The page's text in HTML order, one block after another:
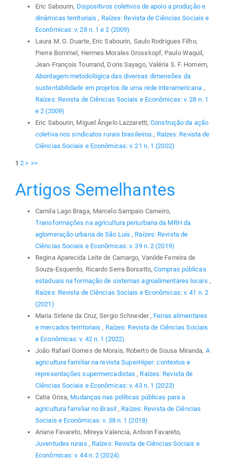
Eric Sabourin, Dispositivos coletivos de apoio a produção e
dinâmicas territoriais , Raízes: Revista de Ciências Sociais e
Econômicas: v. 28 n. 1 e 2 (2009)
Laura M. G. Duarte, Eric Sabourin, Saulo Rodrigues Filho,
Pierre Bommel, Hermes Morales Grosskopf, Paulo Waquil,
Jean-François Tourrand, Doris Sayago, Valéria S. F. Homem,
Abordagem metodológica das diversas dimensões da
sustentabilidade em projetos de uma rede interamericana ,
Raízes: Revista de Ciências Sociais e Econômicas: v. 28 n. 1
e 2 (2009)
Eric Sabourin, Miguel Ângelo Lazzaretti,Construção da ação
coletiva nos sindicatos rurais brasileiros , Raízes: Revista de
Ciências Sociais e Econômicas: v. 21 n. 1 (2002)
1 2 > >>
Artigos Semelhantes
Camila Lago Braga, Marcelo Sampaio Carneiro,
Transformações na agricultura periurbana da MRH da
aglomeração urbana de São Luís , Raízes: Revista de
Ciências Sociais e Econômicas: v. 39 n. 2 (2019)
Regina Aparecida Leite de Camargo, Vanilde Ferreira de
Souza-Esquerdo, Ricardo Serra Borsatto,Compras públicas
estaduais na formação de sistemas agroalimentares locais ,
Raízes: Revista de Ciências Sociais e Econômicas: v. 41 n. 2
(2021)
Maria Sirlene da Cruz, Sergio Schneider , Feiras alimentares
e mercados territoriais , Raízes: Revista de Ciências Sociais
e Econômicas: v. 42 n. 1 (2022)
João Rafael Gomes de Morais, Roberto de Sousa Miranda, A
agricultura familiar na revista SuperHiper: contextos e
representações supermercadistas , Raízes: Revista de
Ciências Sociais e Econômicas: v. 43 n. 1 (2023)
Catia Grisa, Mudanças nas políticas públicas para a
agricultura familiar no Brasil , Raízes: Revista de Ciências
Sociais e Econômicas: v. 38 n. 1 (2018)
Ariane Favareto, Mireya Valencia, Arilson Favareto,
Juventudes rurais , Raízes: Revista de Ciências Sociais e
Econômicas: v. 44 n. 2 (2024)